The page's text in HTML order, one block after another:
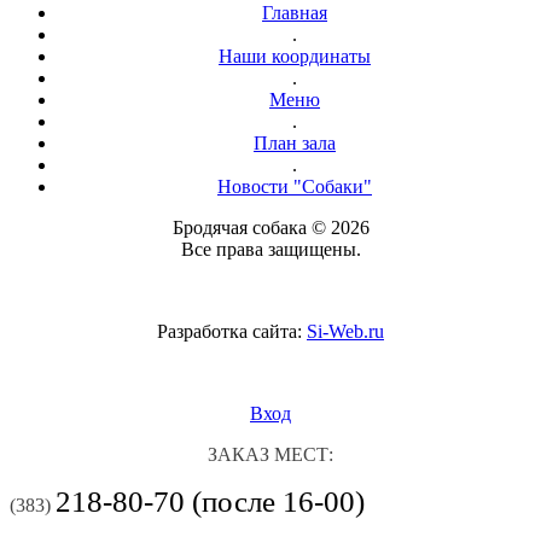
Главная
.
Наши координаты
.
Меню
.
План зала
.
Новости "Собаки"
Бродячая собака © 2026
Все права защищены.
Разработка сайта: Si-Web.ru
Вход
ЗАКАЗ МЕСТ:
(383) 218-80-70 (после 16-00)